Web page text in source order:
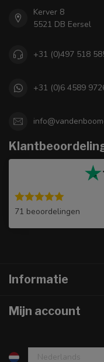
Kerver 8
5521 DB Eersel
+31 (0)497 518
+31 (0)6 4589
71 beoordelingen
Informatie
Mijn account